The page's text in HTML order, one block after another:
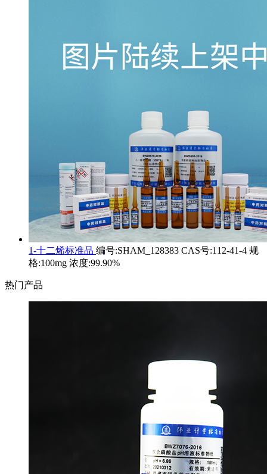
1-十二烯标准品 编号:SHAM_128383 CAS号:112-41-4 规
格:100mg 浓度:99.90%
热门产品